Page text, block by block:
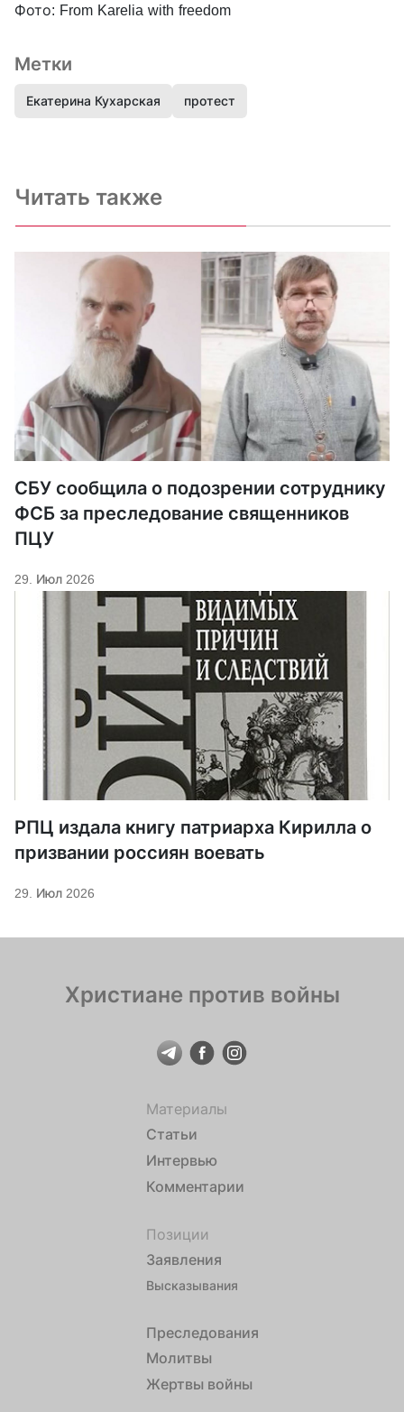
Фото: From Karelia with freedom
Метки
Екатерина Кухарская протест
Читать также
СБУ сообщила о подозрении сотруднику
ФСБ за преследование священников
ПЦУ
29. Июл 2026
РПЦ издала книгу патриарха Кирилла о
призвании россиян воевать
29. Июл 2026
Христиане против войны
Материалы
Статьи
Интервью
Комментарии
Позиции
Заявления
Высказывания
Преследования
Молитвы
Жертвы войны